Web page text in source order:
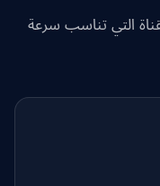
التي تناسب سرعة